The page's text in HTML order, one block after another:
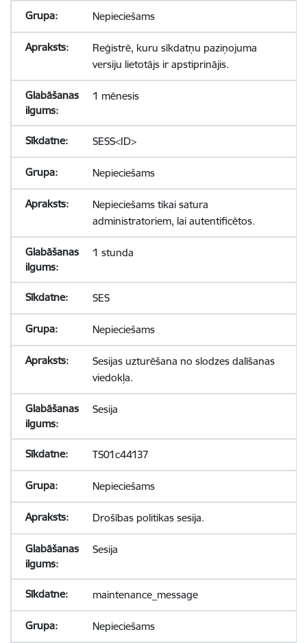
Nepieciešams
Reģistrē, kuru sīkdatņu paziņojuma
versiju lietotājs ir apstiprinājis.
1 mēnesis
SESS<ID>
Nepieciešams
Nepieciešams tikai satura
administratoriem, lai autentificētos.
1 stunda
SES
Nepieciešams
Sesijas uzturēšana no slodzes dalīšanas
viedokļa.
Sesija
TS01c44137
Nepieciešams
Drošības politikas sesija.
Sesija
maintenance_message
Nepieciešams